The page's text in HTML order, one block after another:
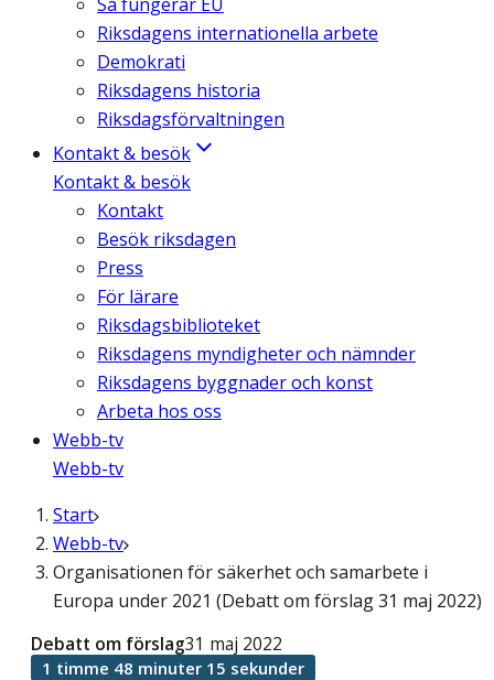
Riksdagens internationella arbete
Demokrati
Riksdagens historia
Riksdagsförvaltningen
Kontakt & besök
Kontakt & besök
Kontakt
Besök riksdagen
Press
För lärare
Riksdagsbiblioteket
Riksdagens myndigheter och nämnder
Riksdagens byggnader och konst
Arbeta hos oss
Webb-tv
Webb-tv
Start
Webb-tv
Organisationen för säkerhet och samarbete i
Europa under 2021 (Debatt om förslag 31 maj 2022)
Debatt om förslag31 maj 2022
1 timme 48 minuter 15 sekunder